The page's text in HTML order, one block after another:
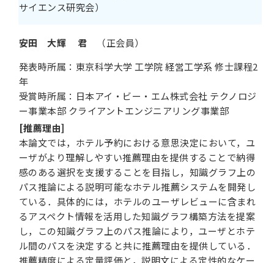
サイエンス研究会）
安田 大輝 君 （正会員）
発表時所属：東京科学大学 工学院 経営工学系 修士課程2
年
受賞時所属：日本アイ・ビー・エム株式会社 テクノロジ
ー事業本部 クライアントエンジニアリング事業部
[推薦理由]
本論文では，ホテル予約における意思決定において，ユ
ーザがより理解しやすい推薦理由を提供することで納得
感のある選択を支援することを目指し，知識グラフ上の
パス推論による説明可能なホテル推薦システムを開発し
ている．具体的には，ホテルのユーザレビューに含まれ
るアスペクト情報を活用した知識グラフ構築方法を提案
し，この知識グラフ上のパス推論により，ユーザとホテ
ル間のパスを決定すると共に推薦理由を提供している．
推薦精度による定量評価と，説明文による定性的なケー